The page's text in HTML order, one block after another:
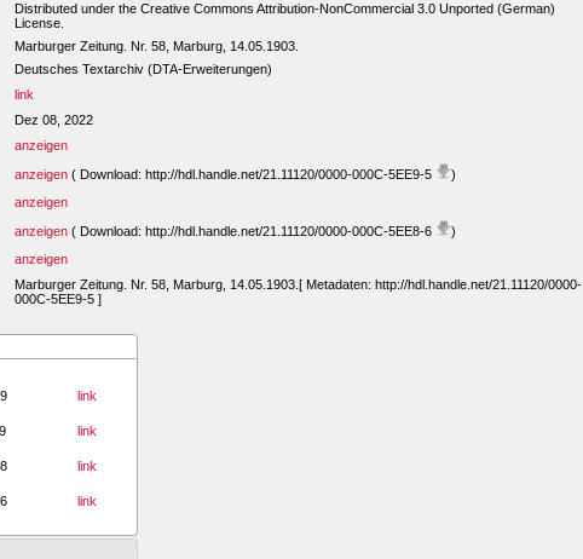
Distributed under the Creative Commons Attribution-NonCommercial 3.0 Unported (German)
License.
Marburger Zeitung. Nr. 58, Marburg, 14.05.1903.
Deutsches Textarchiv (DTA-Erweiterungen)
link
Dez 08, 2022
anzeigen
anzeigen ( Download: http://hdl.handle.net/21.11120/0000-000C-5EE9-5
)
anzeigen
anzeigen ( Download: http://hdl.handle.net/21.11120/0000-000C-5EE8-6
)
anzeigen
Marburger Zeitung. Nr. 58, Marburg, 14.05.1903.[ Metadaten: http://hdl.handle.net/21.11120/0000-
000C-5EE9-5 ]
link
link
link
link